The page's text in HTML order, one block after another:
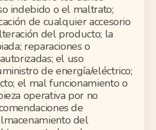
indebido o el maltrato;
de cualquier accesorio
del producto; la
reparaciones o
el uso
de energía/eléctrico;
el mal funcionamiento o
operativa por no
de
del